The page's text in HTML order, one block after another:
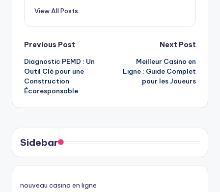
View All Posts
Post
navigation
Previous Post
Diagnostic PEMD : Un
Outil Clé pour une
Construction
Écoresponsable
Next Post
Meilleur Casino en
Ligne : Guide Complet
pour les Joueurs
Sidebar
nouveau casino en ligne